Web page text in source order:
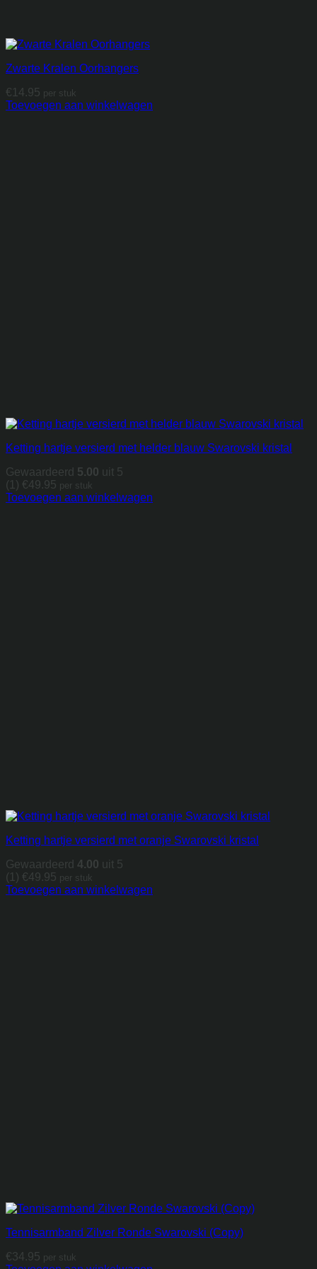
Zwarte Kralen Oorhangers
€14.95 per stuk
Toevoegen aan winkelwagen
Ketting hartje versierd met helder blauw Swarovski kristal
Gewaardeerd 5.00 uit 5
(1) €49.95 per stuk
Toevoegen aan winkelwagen
Ketting hartje versierd met oranje Swarovski kristal
Gewaardeerd 4.00 uit 5
(1) €49.95 per stuk
Toevoegen aan winkelwagen
Tennisarmband Zilver Ronde Swarovski (Copy)
€34.95 per stuk